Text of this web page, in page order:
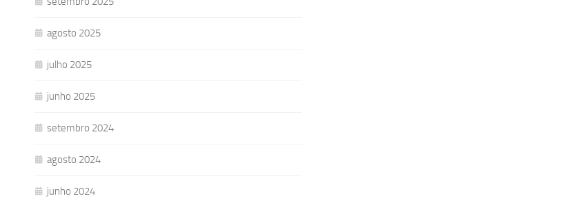
agosto 2025
julho 2025
junho 2025
setembro 2024
agosto 2024
junho 2024